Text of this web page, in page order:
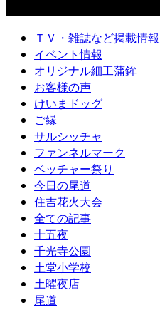
ＴＶ・雑誌など掲載情報
イベント情報
オリジナル細工蒲鉾
お客様の声
けいまドッグ
ご縁
サルシッチャ
ファンネルマーク
ベッチャー祭り
今日の尾道
住吉花火大会
全ての記事
十五夜
千光寺公園
土堂小学校
土曜夜店
尾道